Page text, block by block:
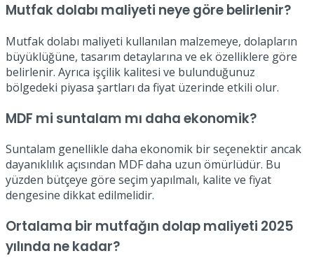
Mutfak dolabı maliyeti neye göre belirlenir?
Mutfak dolabı maliyeti kullanılan malzemeye, dolapların
büyüklüğüne, tasarım detaylarına ve ek özelliklere göre
belirlenir. Ayrıca işçilik kalitesi ve bulunduğunuz
bölgedeki piyasa şartları da fiyat üzerinde etkili olur.
MDF mi suntalam mı daha ekonomik?
Suntalam genellikle daha ekonomik bir seçenektir ancak
dayanıklılık açısından MDF daha uzun ömürlüdür. Bu
yüzden bütçeye göre seçim yapılmalı, kalite ve fiyat
dengesine dikkat edilmelidir.
Ortalama bir mutfağın dolap maliyeti 2025
yılında ne kadar?